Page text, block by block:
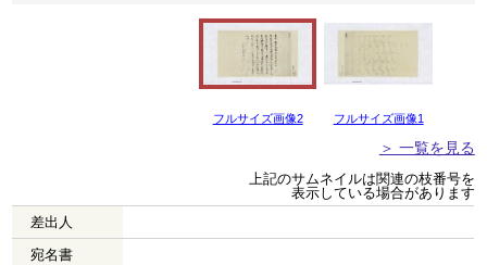
フルサイズ画像2 フルサイズ画像1
＞ 一覧を見る
上記のサムネイルは関連の枝番号を
表示している場合があります
差出人
宛名書